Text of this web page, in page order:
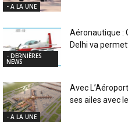
- A LA UNE
- DERNIÈRES
NEWS
Aéronautique :
Delhi va
- A LA UNE
Avec
ses ailes avec